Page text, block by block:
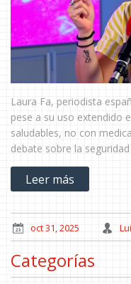
Laura Fa, periodista
pese a su uso extendido
saludables, no con
debate sobre la
Leer más
oct 31, 2025
Categorías